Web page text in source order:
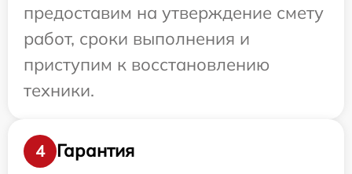
предоставим на утверждение смету
работ, сроки выполнения и
приступим к восстановлению
техники.
4
Гарантия